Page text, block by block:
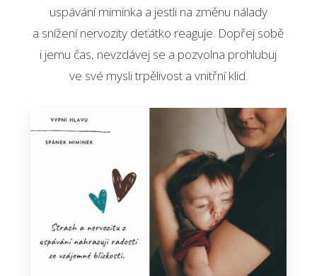
uspávání miminka a jestli na změnu nálady
a snížení nervozity deťátko reaguje. Dopřej sobě
i jemu čas, nevzdávej se a pozvolna prohlubuj
ve své mysli trpělivost a vnitřní klid.